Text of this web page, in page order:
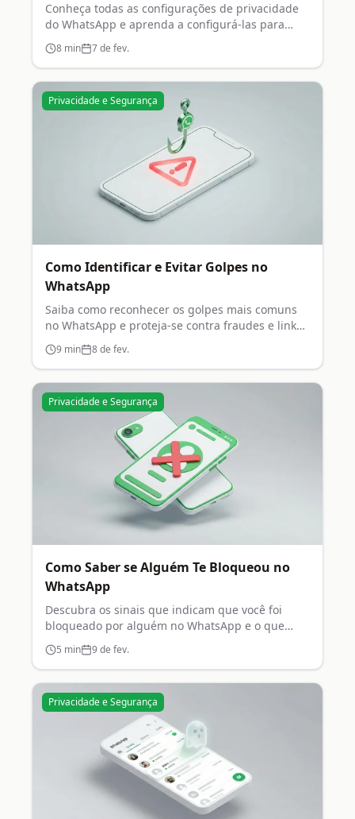
Conheça todas as configurações de privacidade
do WhatsApp e aprenda a configurá-las para
máxima proteção.
8 min 7 de fev.
Privacidade e Segurança
Como Identificar e Evitar Golpes no
WhatsApp
Saiba como reconhecer os golpes mais comuns
no WhatsApp e proteja-se contra fraudes e links
maliciosos.
9 min 8 de fev.
Privacidade e Segurança
Como Saber se Alguém Te Bloqueou no
WhatsApp
Descubra os sinais que indicam que você foi
bloqueado por alguém no WhatsApp e o que
fazer nessa situação.
5 min 9 de fev.
Privacidade e Segurança